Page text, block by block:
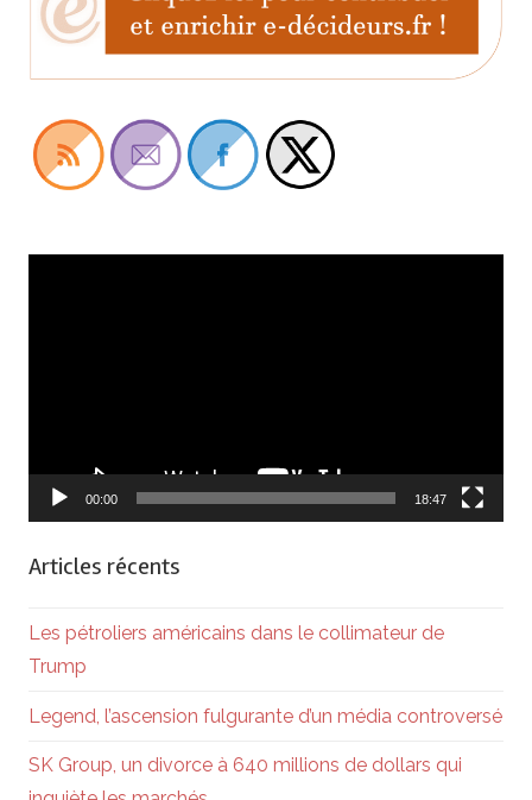
00:00 18:47
Articles récents
Les pétroliers américains dans le collimateur de
Trump
Legend, l’ascension fulgurante d’un média controversé
SK Group, un divorce à 640 millions de dollars qui